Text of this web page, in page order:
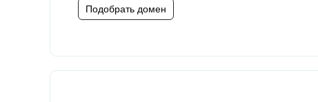
Подобрать домен